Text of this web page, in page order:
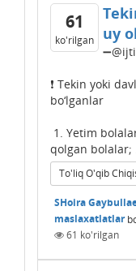
61
ko'rilgan
uy
❗️ Tekin yoki
bo‘lganlar
1. Yetim
qolgan bolalar;
To'liq O'qib
SHoira
maslaxatlatlar
61 ko'rilgan